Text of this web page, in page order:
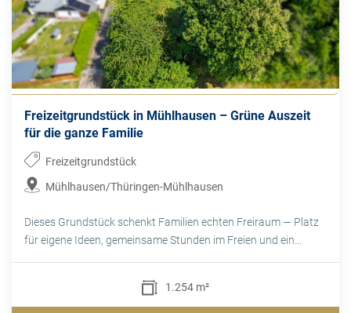
Freizeitgrundstück in Mühlhausen – Grüne Auszeit
für die ganze Familie
Freizeitgrundstück
Mühlhausen/Thüringen-Mühlhausen
Dieses Grundstück schenkt Familien echten Freiraum — Platz
für eigene Ideen, gemeinsame Stunden im Freien und ein...
1.254 m²